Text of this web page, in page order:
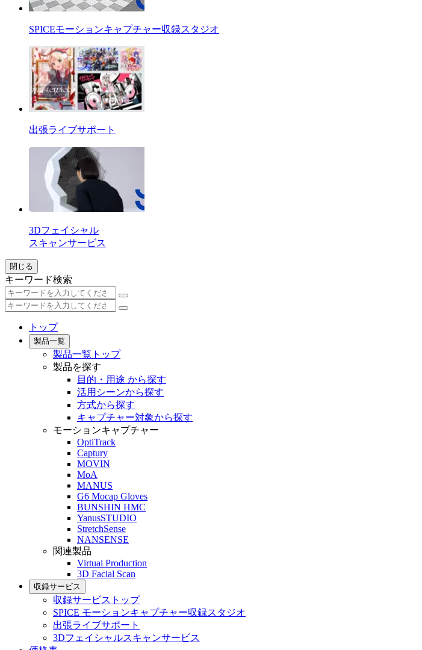
SPICEモーションキャプチャー収録スタジオ
出張ライブサポート
3Dフェイシャル
スキャンサービス
閉じる
キーワード検索
トップ
製品一覧
製品一覧トップ
製品を探す
目的・用途 から探す
活用シーンから探す
方式から探す
キャプチャー対象から探す
モーションキャプチャー
OptiTrack
Captury
MOVIN
MoA
MANUS
G6 Mocap Gloves
BUNSHIN HMC
YanusSTUDIO
StretchSense
NANSENSE
関連製品
Virtual Production
3D Facial Scan
収録サービス
収録サービストップ
SPICE モーションキャプチャー収録スタジオ
出張ライブサポート
3Dフェイシャルスキャンサービス